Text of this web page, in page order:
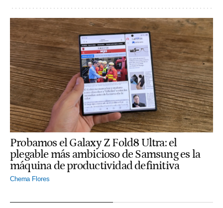
Probamos el Galaxy Z Fold8 Ultra: el
plegable más ambicioso de Samsung es la
máquina de productividad definitiva
Chema Flores